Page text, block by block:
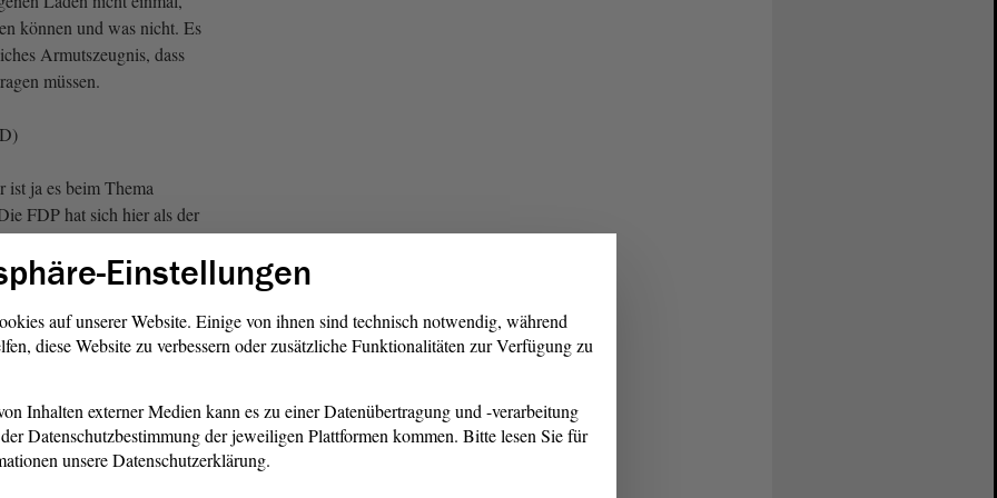
können und was nicht. Es
Armutszeugnis, dass
müssen.
ist ja es beim Thema
FDP hat sich hier als der
Bürokratie dargestellt.
AfD, und Daniel Roi,
unter Punkt 6 Folgendes
wird gebeten, sich auf
für eine sinnvolle Entlastung
Einstellungen
auf unserer Website. Einige von ihnen sind technisch notwendig, während
diese Website zu verbessern oder zusätzliche Funktionalitäten zur Verfügung zu
Inhalten externer Medien kann es zu einer Datenübertragung und -verarbeitung
Datenschutzbestimmung der jeweiligen Plattformen kommen. Bitte lesen Sie für
unsere Datenschutzerklärung.